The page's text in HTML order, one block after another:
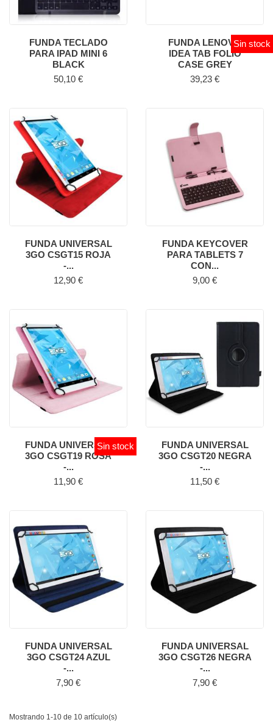
FUNDA TECLADO
PARA IPAD MINI 6
BLACK
Precio
50,10 €
FUNDA LENOVO
IDEA TAB FOLIO
CASE GREY
Sin stock
Precio
39,23 €
FUNDA UNIVERSAL
3GO CSGT15 ROJA
-...
Precio
12,90 €
FUNDA KEYCOVER
PARA TABLETS 7
CON...
Precio
9,00 €
FUNDA UNIVERSAL
3GO CSGT19 ROSA
-...
Sin stock
Precio
11,90 €
FUNDA UNIVERSAL
3GO CSGT20 NEGRA
-...
Precio
11,50 €
FUNDA UNIVERSAL
3GO CSGT24 AZUL
-...
Precio
7,90 €
FUNDA UNIVERSAL
3GO CSGT26 NEGRA
-...
Precio
7,90 €
Mostrando 1-10 de 10 artículo(s)